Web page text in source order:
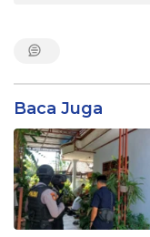
Baca Juga